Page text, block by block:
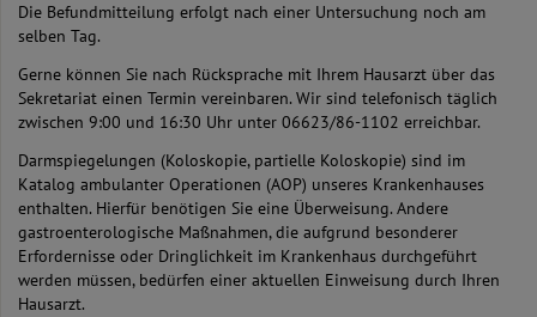
Die Befundmitteilung erfolgt nach einer Untersuchung noch am
selben Tag.
Gerne können Sie nach Rücksprache mit Ihrem Hausarzt über das
Sekretariat einen Termin vereinbaren. Wir sind telefonisch täglich
zwischen 9:00 und 16:30 Uhr unter 06623/86-1102 erreichbar.
Darmspiegelungen (Koloskopie, partielle Koloskopie) sind im
Katalog ambulanter Operationen (AOP) unseres Krankenhauses
enthalten. Hierfür benötigen Sie eine Überweisung. Andere
gastroenterologische Maßnahmen, die aufgrund besonderer
Erfordernisse oder Dringlichkeit im Krankenhaus durchgeführt
werden müssen, bedürfen einer aktuellen Einweisung durch Ihren
Hausarzt.